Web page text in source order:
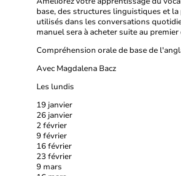
base, des structures linguistiques et
utilisés dans les conversations
manuel sera à acheter suite au premier
Compréhension orale de base de
Avec Magdalena Bacz
Les lundis
19 janvier
26 janvier
2 février
9 février
16 février
23 février
9 mars